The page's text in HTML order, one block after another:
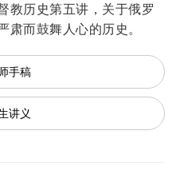
教历史第五讲，关于俄罗
而鼓舞人心的历史。
手稿
讲义